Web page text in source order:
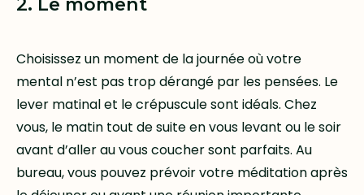
Choisissez un moment de la journée où votre
mental n’est pas trop dérangé par les pensées. Le
lever matinal et le crépuscule sont idéals. Chez
vous, le matin tout de suite en vous levant ou le soir
avant d’aller au vous coucher sont parfaits. Au
bureau, vous pouvez prévoir votre méditation après